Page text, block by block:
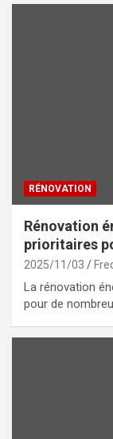
RÉNOVATION
Rénovation
prioritaires
2025/11/03
La rénovation
pour de